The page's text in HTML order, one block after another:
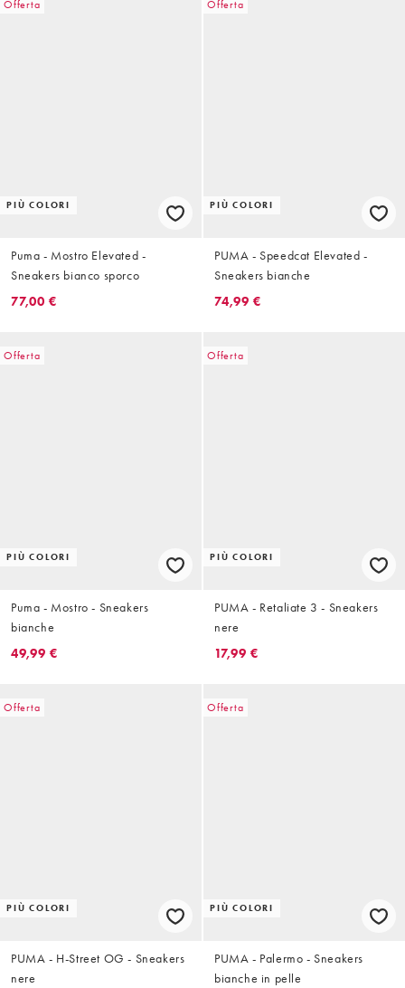
Offerta
PIÙ COLORI
Puma - Mostro Elevated -
Sneakers bianco sporco
77,00 €
Offerta
PIÙ COLORI
PUMA - Speedcat Elevated -
Sneakers bianche
74,99 €
Offerta
PIÙ COLORI
Puma - Mostro - Sneakers
bianche
49,99 €
Offerta
PIÙ COLORI
PUMA - Retaliate 3 - Sneakers
nere
17,99 €
Offerta
PIÙ COLORI
PUMA - H-Street OG - Sneakers
nere
Offerta
PIÙ COLORI
PUMA - Palermo - Sneakers
bianche in pelle